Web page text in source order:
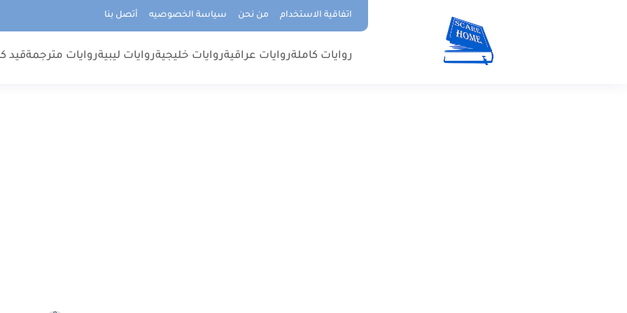
اتفاقية الاستخدام من نحن سياسة الخصوصيه أتصل بنا
روايات كاملةروايات عراقيةروايات خليجيةروايات ليبيةروايات مترجمةقيد